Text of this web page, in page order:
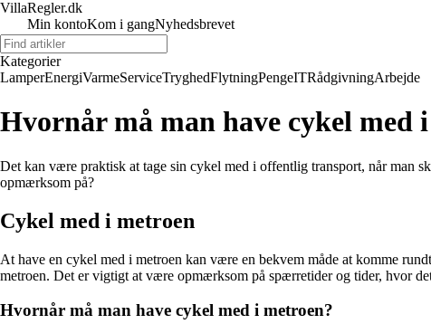
VillaRegler.dk
Min kontoKom i gangNyhedsbrevet
Kategorier
LamperEnergiVarmeServiceTryghedFlytningPengeITRådgivningArbejde
Hvornår må man have cykel med
Det kan være praktisk at tage sin cykel med i offentlig transport, når man
opmærksom på?
Cykel med i metroen
At have en cykel med i metroen kan være en bekvem måde at komme
metroen. Det er vigtigt at være opmærksom på spærretider og tider, hvor
Hvornår må man have cykel med i metroen?